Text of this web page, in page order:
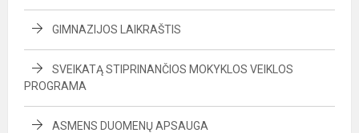
GIMNAZIJOS LAIKRAŠTIS
SVEIKATĄ STIPRINANČIOS MOKYKLOS VEIKLOS
PROGRAMA
ASMENS DUOMENŲ APSAUGA